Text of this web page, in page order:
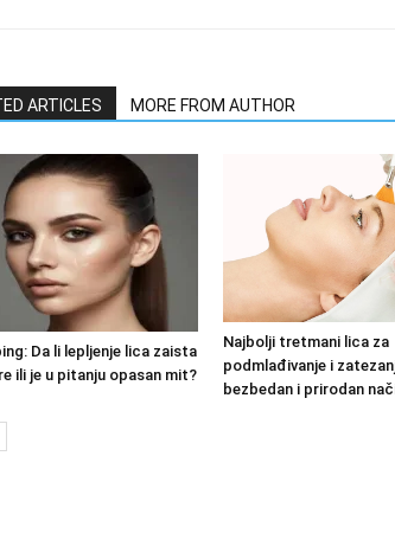
ARTICLES MORE FROM AUTHOR
Da li lepljenje lica zaista
ili je u pitanju opasan mit?
Najbolji tretmani lica za
podmlađivanje i
bezbedan i prirodan